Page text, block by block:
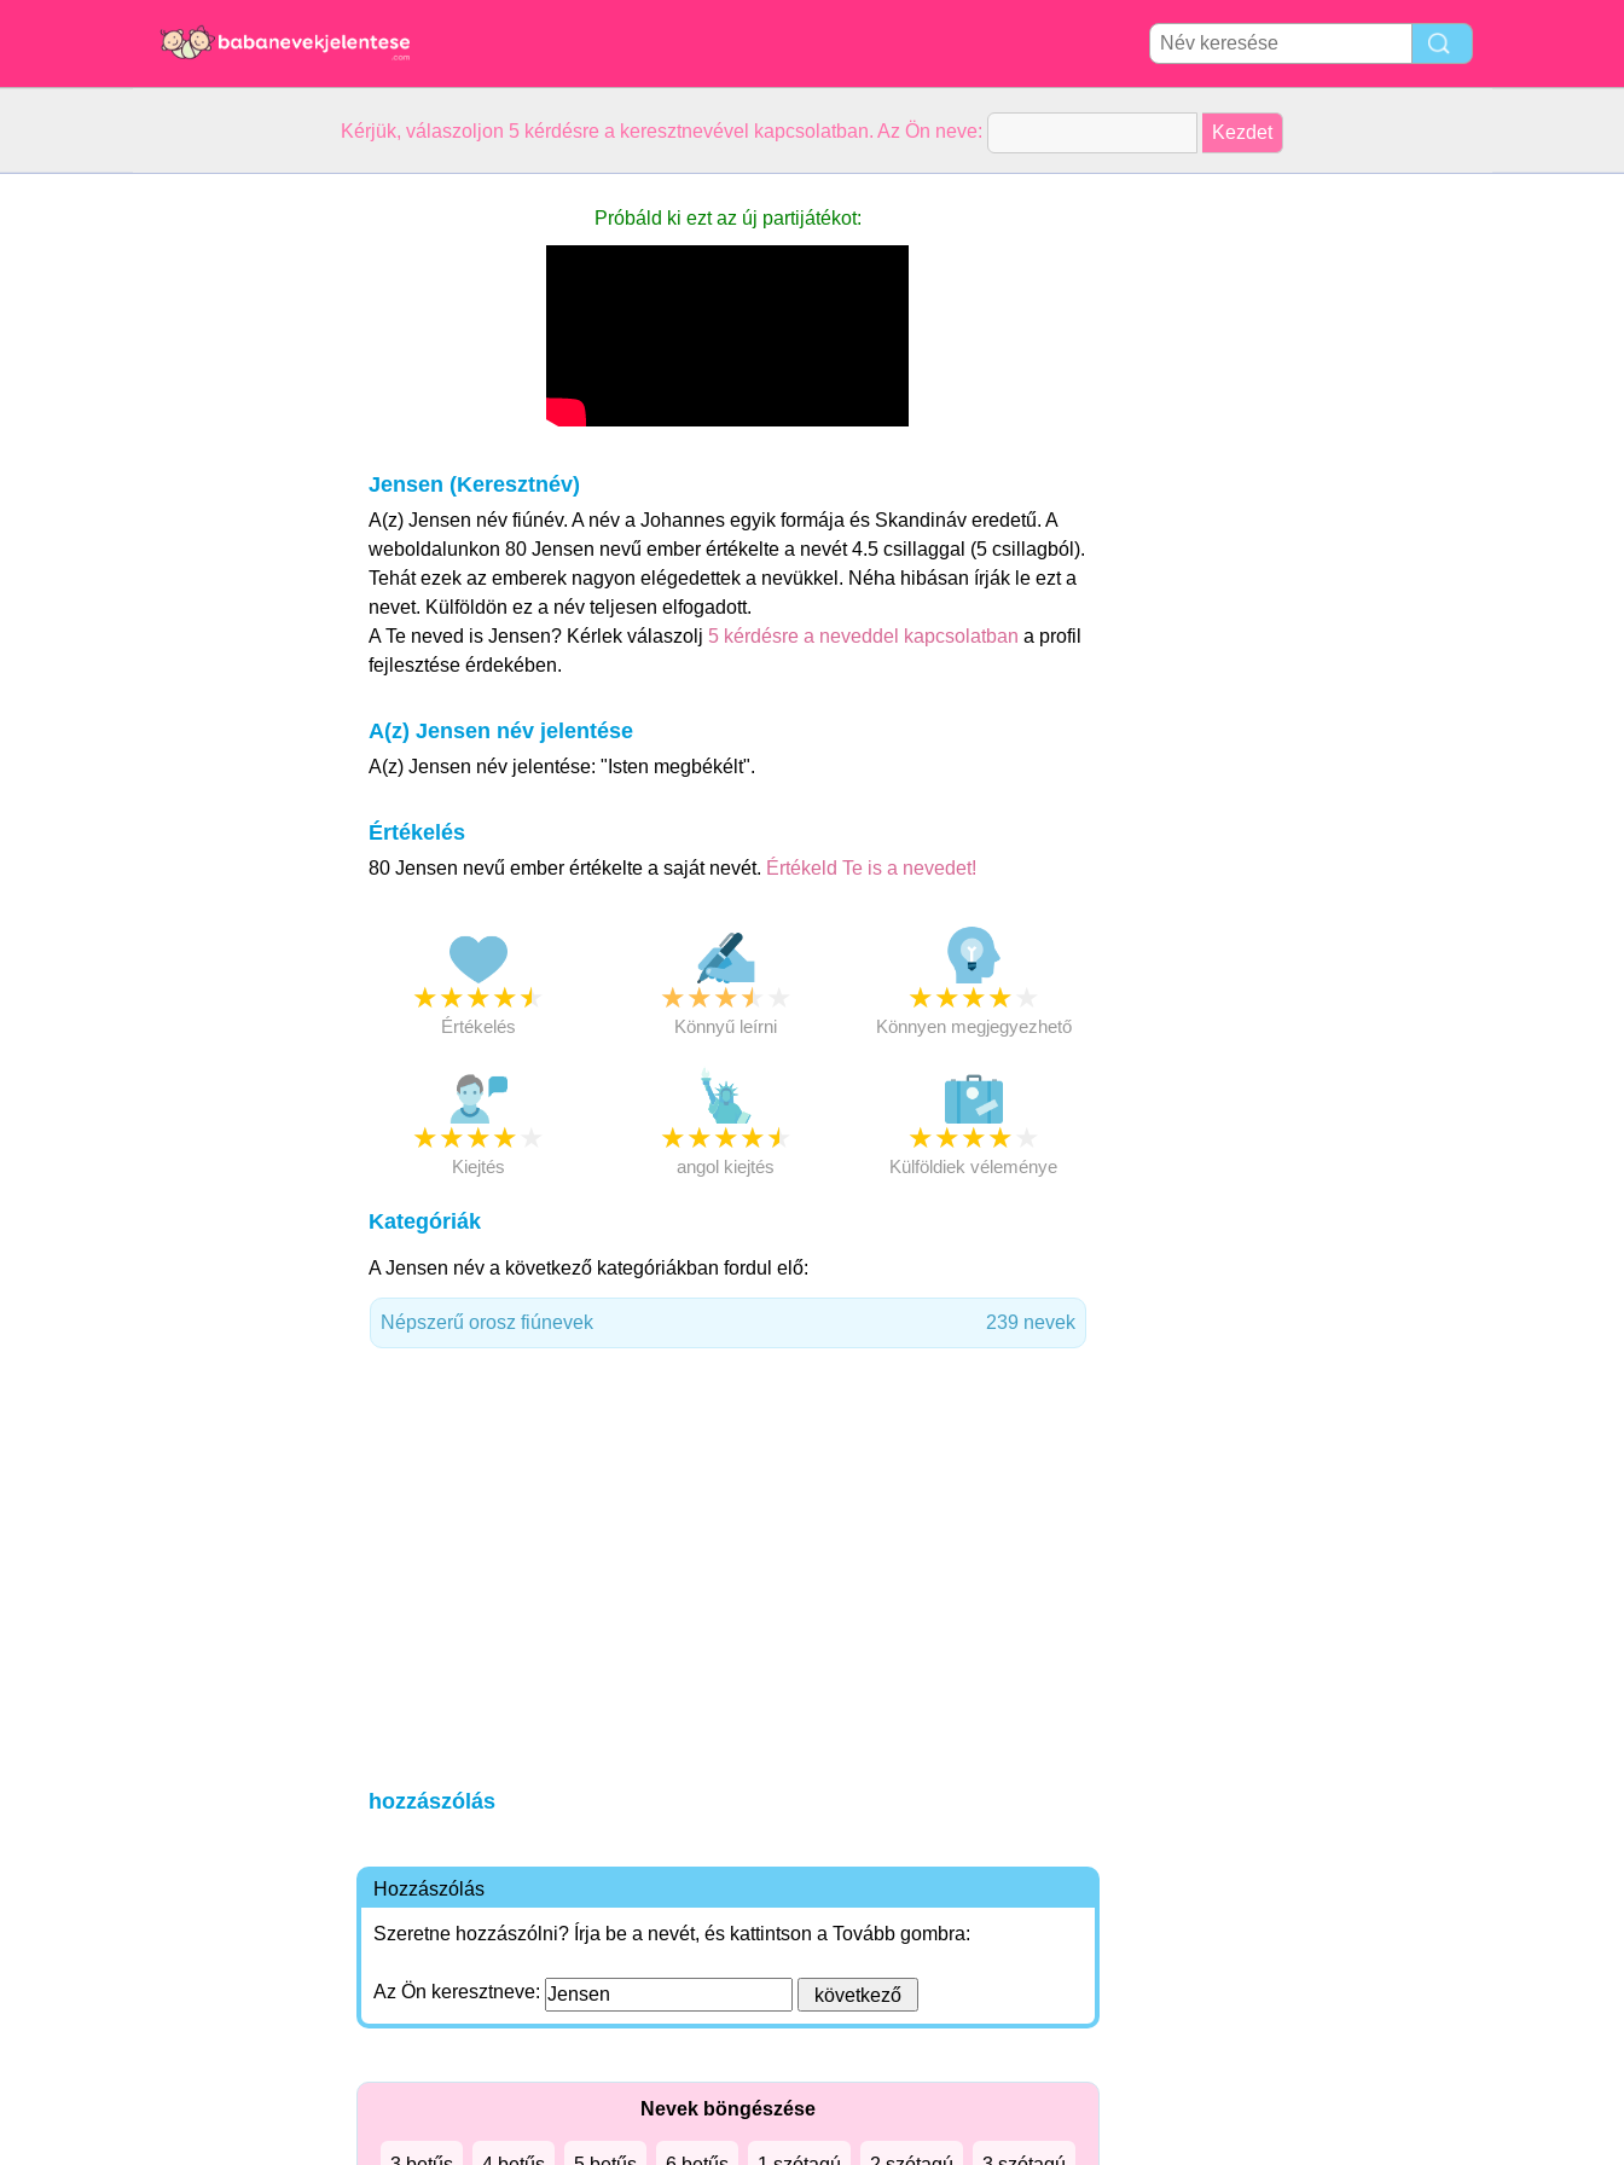
Kérjük, válaszoljon 5 kérdésre a keresztnevével kapcsolatban. Az Ön neve:
Próbáld ki ezt az új partijátékot:
Jensen (Keresztnév)
A(z) Jensen név fiúnév. A név a Johannes egyik formája és Skandináv eredetű. A
weboldalunkon 80 Jensen nevű ember értékelte a nevét 4.5 csillaggal (5 csillagból).
Tehát ezek az emberek nagyon elégedettek a nevükkel. Néha hibásan írják le ezt a
nevet. Külföldön ez a név teljesen elfogadott.
A Te neved is Jensen? Kérlek válaszolj 5 kérdésre a neveddel kapcsolatban a profil
fejlesztése érdekében.
A(z) Jensen név jelentése
A(z) Jensen név jelentése: "Isten megbékélt".
Értékelés
80 Jensen nevű ember értékelte a saját nevét. Értékeld Te is a nevedet!
★★★★★
Értékelés
★★★★
Könnyű leírni
★★★★
Könnyen megjegyezhető
★★★★
Kiejtés
★★★★★
angol kiejtés
★★★★
Külföldiek véleménye
Kategóriák
A Jensen név a következő kategóriákban fordul elő:
Népszerű orosz fiúnevek 239 nevek
hozzászólás
Hozzászólás
Szeretne hozzászólni? Írja be a nevét, és kattintson a Tovább gombra:
Az Ön keresztneve:
Nevek böngészése